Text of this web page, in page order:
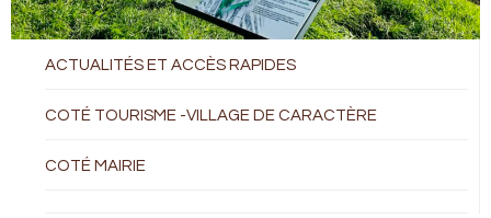
ACTUALITÉS ET ACCÈS RAPIDES
COTÉ TOURISME -VILLAGE DE CARACTÈRE
COTÉ MAIRIE